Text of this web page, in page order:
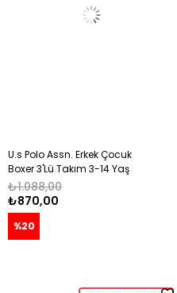
U.s Polo Assn. Erkek Çocuk
Boxer 3'Lü Takım 3-14 Yaş
NAVY
₺870,00
₺1.088,00
%20